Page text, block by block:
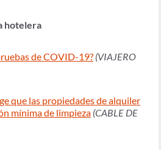
hotelera
de COVID-19? (VIAJERO
que las propiedades de alquiler
mínima de limpieza (CABLE DE